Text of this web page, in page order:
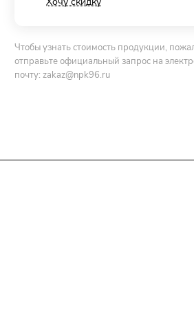
Чтобы узнать стоимость продукции,
отправьте официальный запрос на
почту:zakaz@npk96.ru